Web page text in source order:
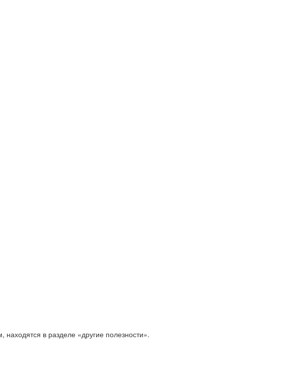
в разделе «другие полезности».